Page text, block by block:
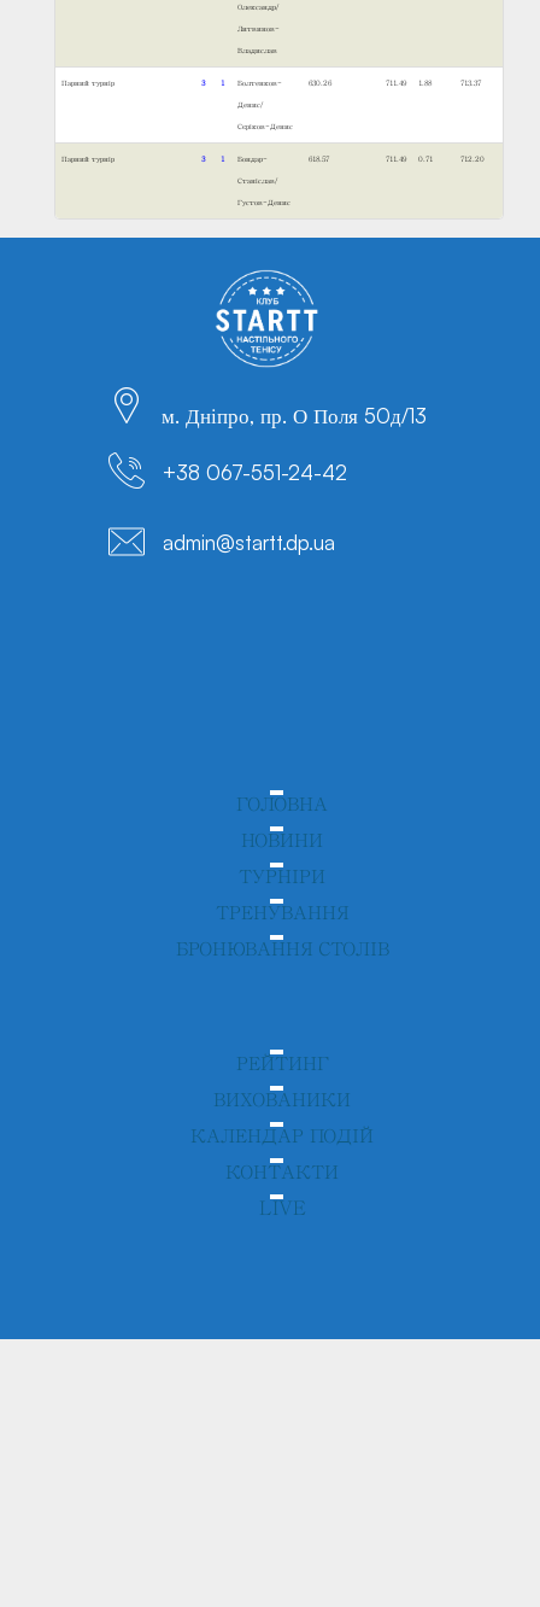
Олександр/
Литвинов-
Владислав
Парний турнір 3 1 Болтенков-
Денис/
Сєріков-Денис
630.26 711.49 1.88 713.37
Парний турнір 3 Бондар-
Станіслав/
Густов-Денис
618.57 711.49 0.71 712.20
м. Дніпро, пр. О Поля 50д/13
+38 067-551-24-42
admin@startt.dp.ua
ГОЛОВНА
НОВИНИ
ТУРНІРИ
ТРЕНУВАННЯ
БРОНЮВАННЯ СТОЛІВ
РЕЙТИНГ
ВИХОВАНИКИ
КАЛЕНДАР ПОДІЙ
КОНТАКТИ
LIVE